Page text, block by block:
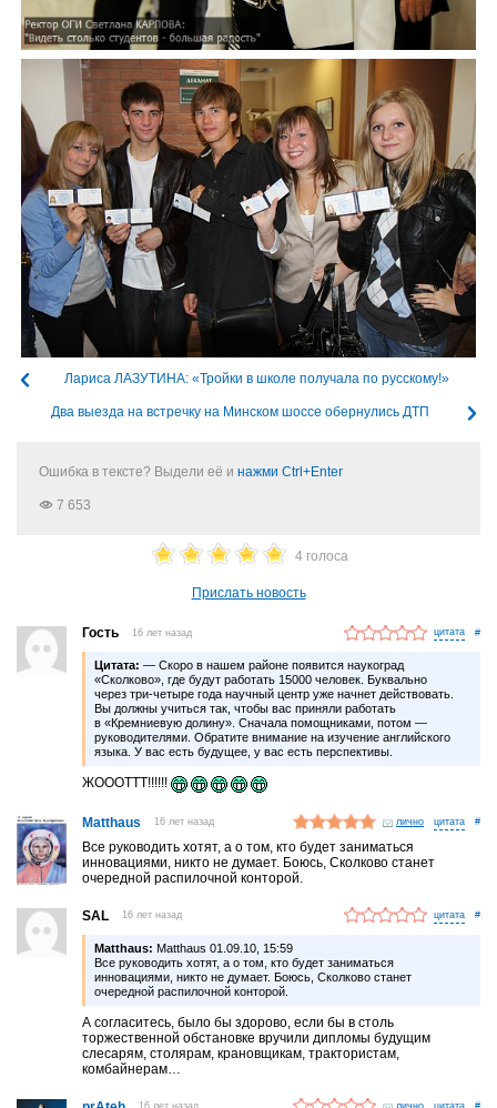
Лариса ЛАЗУТИНА: «Тройки в школе получала по русскому!»
Два выезда на встречку на Минском шоссе обернулись ДТП
Ошибка в тексте? Выдели её и нажми Ctrl+Enter
7 653
4 голоса
Прислать новость
Гость 16 лет назад #
Цитата: — Скоро в нашем районе появится наукоград
«Сколково», где будут работать 15000 человек. Буквально
через три-четыре года научный центр уже начнет действовать.
Вы должны учиться так, чтобы вас приняли работать
в «Кремниевую долину». Сначала помощниками, потом —
руководителями. Обратите внимание на изучение английского
языка. У вас есть будущее, у вас есть перспективы.
ЖОООТТТ!!!!!!
Matthaus 16 лет назад лично #
Все руководить хотят, а о том, кто будет заниматься
инновациями, никто не думает. Боюсь, Сколково станет
очередной распилочной конторой.
SAL 16 лет назад #
Matthaus: Matthaus 01.09.10, 15:59
Все руководить хотят, а о том, кто будет заниматься
инновациями, никто не думает. Боюсь, Сколково станет
очередной распилочной конторой.
А согласитесь, было бы здорово, если бы в столь
торжественной обстановке вручили дипломы будущим
слесарям, столярам, крановщикам, трактористам,
комбайнерам…